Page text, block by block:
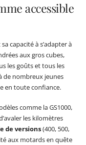
accessible
capacité à s’adapter à
aux gros cubes,
les goûts et tous les
de nombreux jeunes
en toute confiance.
comme la GS1000,
les kilomètres
de versions(400, 500,
aux motards en quête